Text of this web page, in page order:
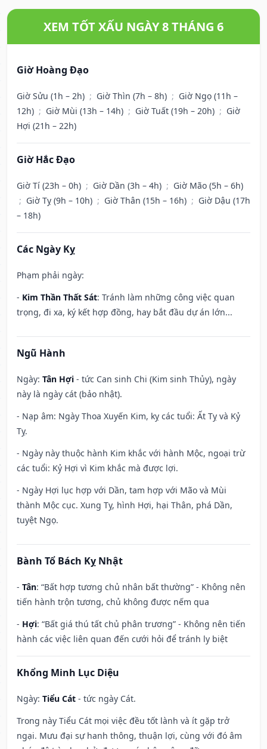
XEM TỐT XẤU NGÀY 8 THÁNG 6
Giờ Hoàng Đạo
Giờ Sửu (1h – 2h) ; Giờ Thìn (7h – 8h) ; Giờ Ngọ (11h –
12h) ; Giờ Mùi (13h – 14h) ; Giờ Tuất (19h – 20h) ; Giờ
Hợi (21h – 22h)
Giờ Hắc Đạo
Giờ Tí (23h – 0h) ; Giờ Dần (3h – 4h) ; Giờ Mão (5h – 6h)
; Giờ Tỵ (9h – 10h) ; Giờ Thân (15h – 16h) ; Giờ Dậu (17h
– 18h)
Các Ngày Kỵ
Phạm phải ngày:
- Kim Thần Thất Sát: Tránh làm những công việc quan
trọng, đi xa, ký kết hợp đồng, hay bắt đầu dự án lớn...
Ngũ Hành
Ngày: Tân Hợi - tức Can sinh Chi (Kim sinh Thủy), ngày
này là ngày cát (bảo nhật).
- Nạp âm: Ngày Thoa Xuyến Kim, kỵ các tuổi: Ất Tỵ và Kỷ
Tỵ.
- Ngày này thuộc hành Kim khắc với hành Mộc, ngoại trừ
các tuổi: Kỷ Hợi vì Kim khắc mà được lợi.
- Ngày Hợi lục hợp với Dần, tam hợp với Mão và Mùi
thành Mộc cục. Xung Tỵ, hình Hợi, hại Thân, phá Dần,
tuyệt Ngọ.
Bành Tổ Bách Kỵ Nhật
- Tân: “Bất hợp tương chủ nhân bất thường” - Không nên
tiến hành trộn tương, chủ không được nếm qua
- Hợi: “Bất giá thú tất chủ phân trương” - Không nên tiến
hành các việc liên quan đến cưới hỏi để tránh ly biệt
Khổng Minh Lục Diệu
Ngày: Tiểu Cát - tức ngày Cát.
Trong này Tiểu Cát mọi việc đều tốt lành và ít gặp trở
ngại. Mưu đại sự hanh thông, thuận lợi, cùng với đó âm